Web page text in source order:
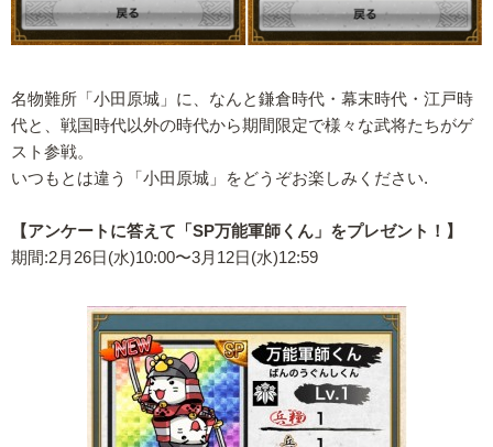
名物難所「小田原城」に、なんと鎌倉時代・幕末時代・江戸時
代と、戦国時代以外の時代から期間限定で様々な武将たちがゲ
スト参戦。
いつもとは違う「小田原城」をどうぞお楽しみください.
【アンケートに答えて「SP万能軍師くん」をプレゼント！】
期間:2月26日(水)10:00〜3月12日(水)12:59